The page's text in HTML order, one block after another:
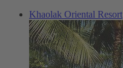
Khaolak Oriental Resort